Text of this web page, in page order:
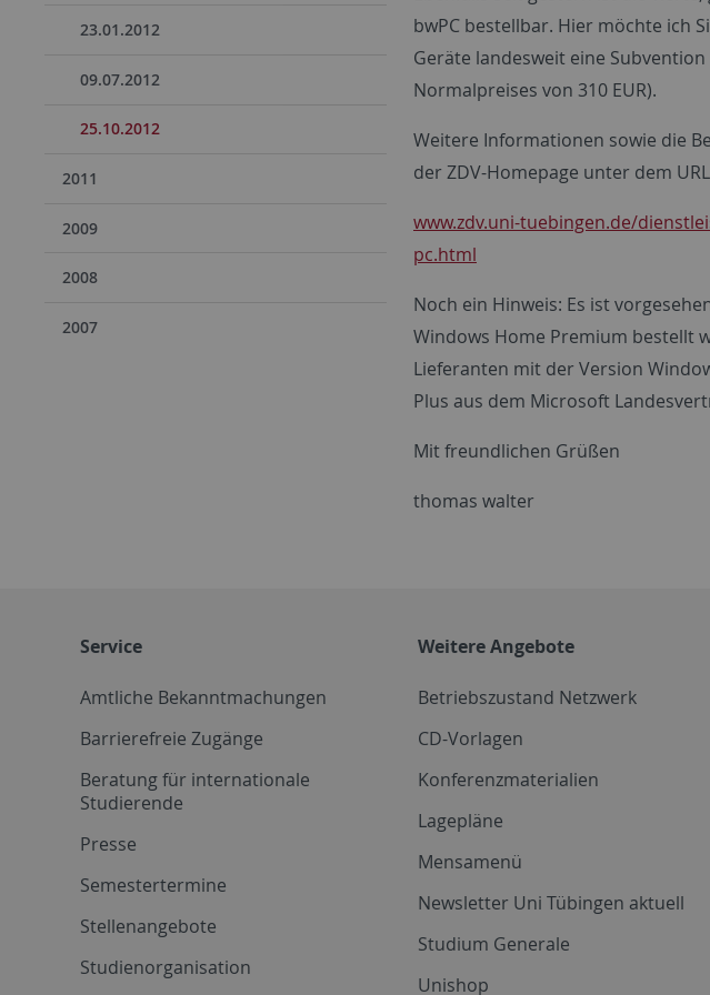
23.01.2012
09.07.2012
25.10.2012
2011
2009
2008
2007
bwPC bestellbar. Hier möchte ich
Geräte landesweit eine
Normalpreises von 310 EUR).
Weitere Informationen sowie die
der ZDV-Homepage unter dem URL
www.zdv.uni-tuebingen.de/
pc.html
Noch ein Hinweis: Es ist
Windows Home Premium bestellt
Lieferanten mit der Version
Plus aus dem Microsoft
Mit freundlichen Grüßen
thomas walter
Service
Amtliche Bekanntmachungen
Barrierefreie Zugänge
Beratung für internationale
Studierende
Presse
Semestertermine
Stellenangebote
Studienorganisation
Weitere Angebote
Betriebszustand Netzwerk
CD-Vorlagen
Konferenzmaterialien
Lagepläne
Mensamenü
Newsletter Uni Tübingen aktuell
Studium Generale
Unishop